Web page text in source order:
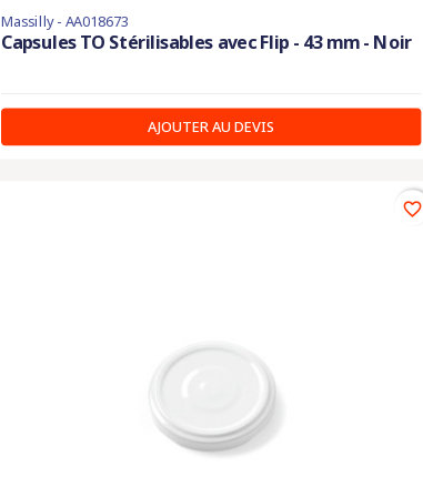
Massilly - AA018673
Capsules TO Stérilisables avec Flip - 43 mm - Noir
AJOUTER AU DEVIS
favorite_border